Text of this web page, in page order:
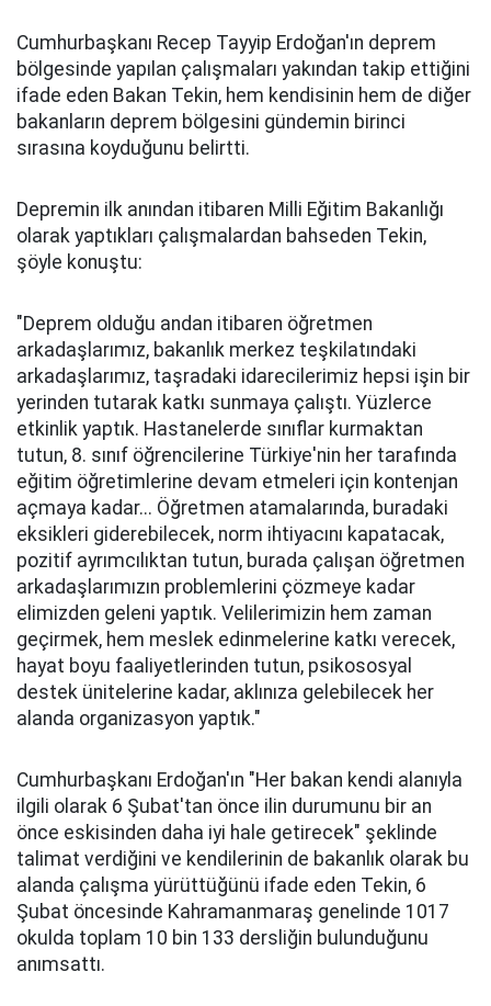
Cumhurbaşkanı Recep Tayyip Erdoğan'ın deprem
bölgesinde yapılan çalışmaları yakından takip ettiğini
ifade eden Bakan Tekin, hem kendisinin hem de diğer
bakanların deprem bölgesini gündemin birinci
sırasına koyduğunu belirtti.
Depremin ilk anından itibaren Milli Eğitim Bakanlığı
olarak yaptıkları çalışmalardan bahseden Tekin,
şöyle konuştu:
"Deprem olduğu andan itibaren öğretmen
arkadaşlarımız, bakanlık merkez teşkilatındaki
arkadaşlarımız, taşradaki idarecilerimiz hepsi işin bir
yerinden tutarak katkı sunmaya çalıştı. Yüzlerce
etkinlik yaptık. Hastanelerde sınıflar kurmaktan
tutun, 8. sınıf öğrencilerine Türkiye'nin her tarafında
eğitim öğretimlerine devam etmeleri için kontenjan
açmaya kadar... Öğretmen atamalarında, buradaki
eksikleri giderebilecek, norm ihtiyacını kapatacak,
pozitif ayrımcılıktan tutun, burada çalışan öğretmen
arkadaşlarımızın problemlerini çözmeye kadar
elimizden geleni yaptık. Velilerimizin hem zaman
geçirmek, hem meslek edinmelerine katkı verecek,
hayat boyu faaliyetlerinden tutun, psikososyal
destek ünitelerine kadar, aklınıza gelebilecek her
alanda organizasyon yaptık."
Cumhurbaşkanı Erdoğan'ın "Her bakan kendi alanıyla
ilgili olarak 6 Şubat'tan önce ilin durumunu bir an
önce eskisinden daha iyi hale getirecek" şeklinde
talimat verdiğini ve kendilerinin de bakanlık olarak bu
alanda çalışma yürüttüğünü ifade eden Tekin, 6
Şubat öncesinde Kahramanmaraş genelinde 1017
okulda toplam 10 bin 133 dersliğin bulunduğunu
anımsattı.